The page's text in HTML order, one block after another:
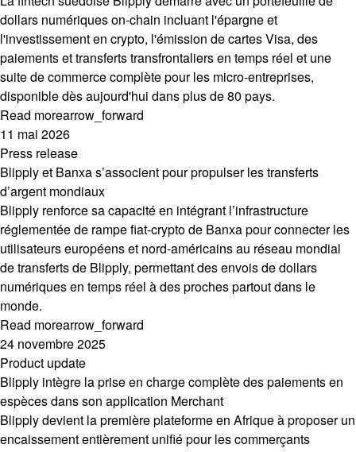
dollars numériques on-chain incluant l'épargne et
l'investissement en crypto, l'émission de cartes Visa, des
paiements et transferts transfrontaliers en temps réel et une
suite de commerce complète pour les micro-entreprises,
disponible dès aujourd'hui dans plus de 80 pays.
Read morearrow_forward
11 mai 2026
Press release
Blipply et Banxa s’associent pour propulser les transferts
d’argent mondiaux
Blipply renforce sa capacité en intégrant l’infrastructure
réglementée de rampe fiat-crypto de Banxa pour connecter les
utilisateurs européens et nord-américains au réseau mondial
de transferts de Blipply, permettant des envois de dollars
numériques en temps réel à des proches partout dans le
monde.
Read morearrow_forward
24 novembre 2025
Product update
Blipply intègre la prise en charge complète des paiements en
espèces dans son application Merchant
Blipply devient la première plateforme en Afrique à proposer un
encaissement entièrement unifié pour les commerçants